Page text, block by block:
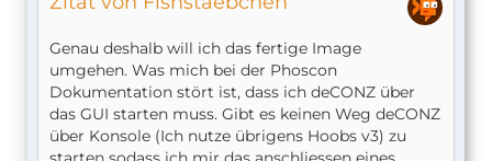
Genau deshalb will ich das fertige Image
umgehen. Was mich bei der Phoscon
Dokumentation stört ist, dass ich deCONZ über
das GUI starten muss. Gibt es keinen Weg deCONZ
über Konsole (Ich nutze übrigens Hoobs v3) zu